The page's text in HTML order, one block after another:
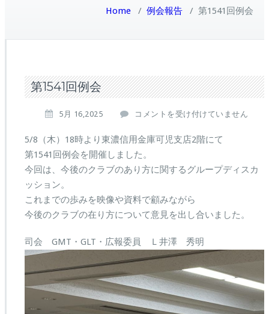
Home / 例会報告 / 第1541回例会
第1541回例会
5月 16,2025
第
5
4
1
回
会
は
コメントを受け付けていません
5/8（木）18時より東濃信用金庫可児支店2階にて
第1541回例会を開催しました。
今回は、今後のクラブのあり方に関するグループディスカ
ッション。
これまでの歩みを映像や資料で顧みながら
今後のクラブの在り方について意見を出し合いました。
司会 GMT・GLT・広報委員 Ｌ井澤 秀明